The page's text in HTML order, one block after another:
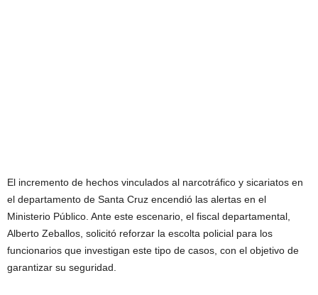
El incremento de hechos vinculados al narcotráfico y sicariatos en
el departamento de Santa Cruz encendió las alertas en el
Ministerio Público. Ante este escenario, el fiscal departamental,
Alberto Zeballos, solicitó reforzar la escolta policial para los
funcionarios que investigan este tipo de casos, con el objetivo de
garantizar su seguridad.